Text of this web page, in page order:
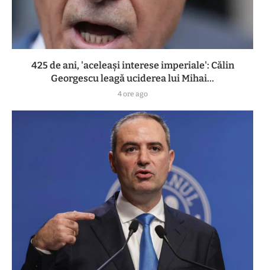
425 de ani, 'aceleași interese imperiale': Călin
Georgescu leagă uciderea lui Mihai...
4 ore ago